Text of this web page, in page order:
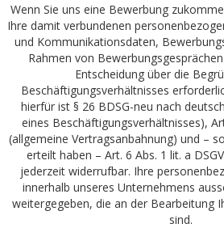
Wenn Sie uns eine Bewerbung
Ihre damit verbundenen
und Kommunikationsdaten,
Rahmen von
Entscheidung über die
Beschäftigungsverhältnisses
hierfür ist § 26 BDSG-neu nach
eines Beschäftigungsverhältnisses),
(allgemeine Vertragsanbahnung) und –
erteilt haben – Art. 6 Abs. 1 lit. a
jederzeit widerrufbar. Ihre
innerhalb unseres Unternehmens
weitergegeben, die an der Bearbeitung
sind.